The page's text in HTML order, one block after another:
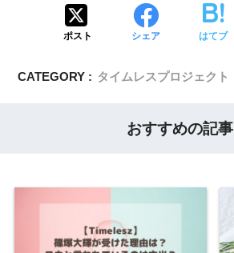
ポスト シェア はてブ
CATEGORY : タイムレスプロジェクト
おすすめの記事